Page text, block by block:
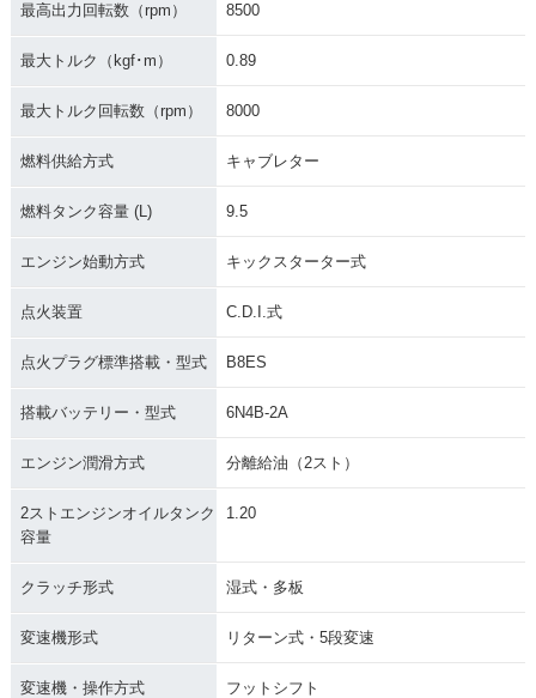
最高出力回転数（rpm） 8500
最大トルク（kgf･m） 0.89
最大トルク回転数（rpm） 8000
燃料供給方式 キャブレター
燃料タンク容量 (L) 9.5
エンジン始動方式 キックスターター式
点火装置 C.D.I.式
点火プラグ標準搭載・型式 B8ES
搭載バッテリー・型式 6N4B-2A
エンジン潤滑方式 分離給油（2スト）
2ストエンジンオイルタンク
容量
1.20
クラッチ形式 湿式・多板
変速機形式 リターン式・5段変速
変速機・操作方式 フットシフト